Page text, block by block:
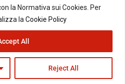
la Normativa sui Cookies. Per
la Cookie Policy
Reject All
All
Grillo. All Rights Reserved - Powered by